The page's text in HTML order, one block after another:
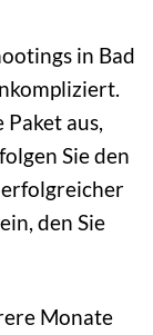
in Bad
aus,
Sie den
den Sie
Monate